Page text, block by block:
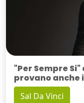
"Per Sempre
provano anche
Sal Da Vinci